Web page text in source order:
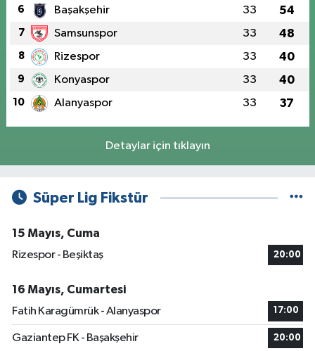
6 Başakşehir 33 54
7 Samsunspor 33 48
8 Rizespor 33 40
9 Konyaspor 33 40
10 Alanyaspor 33 37
Detaylar için tıklayın
Süper Lig Fikstür
15 Mayıs, Cuma
Rizespor - Beşiktaş
20:00
16 Mayıs, Cumartesi
Fatih Karagümrük - Alanyaspor
17:00
Gaziantep FK - Başakşehir 20:00